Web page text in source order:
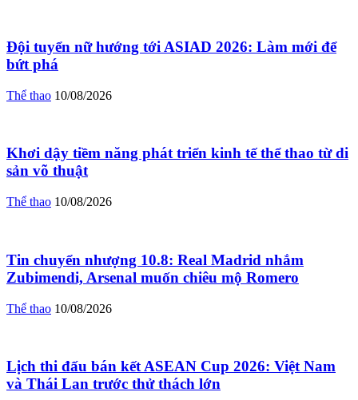
Đội tuyển nữ hướng tới ASIAD 2026: Làm mới để
bứt phá
Thể thao 10/08/2026
Khơi dậy tiềm năng phát triển kinh tế thể thao từ di
sản võ thuật
Thể thao 10/08/2026
Tin chuyển nhượng 10.8: Real Madrid nhắm
Zubimendi, Arsenal muốn chiêu mộ Romero
Thể thao 10/08/2026
Lịch thi đấu bán kết ASEAN Cup 2026: Việt Nam
và Thái Lan trước thử thách lớn